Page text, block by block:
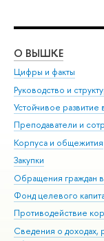
О ВЫШКЕ
Цифры и факты
Руководство и
Устойчивое
Преподаватели и
Корпуса и общежития
Закупки
Обращения граждан
Фонд целевого
Противодействие
Сведения о доходах,